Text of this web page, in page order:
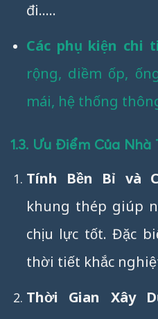
đi…..
Các phụ kiện chi
rộng, diềm ốp,
mái, hệ thống
1.3. Ưu Điểm Của Nhà
Tính Bền Bỉ và
khung thép giúp
chịu lực tốt. Đặc
thời tiết khắc
Thời Gian Xây